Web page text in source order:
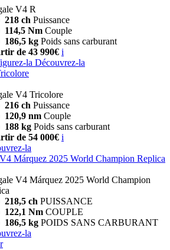
V4 R
218 ch Puissance
114,5 Nm Couple
186,5 kg Poids sans carburant
de 43 990€ i
la Découvrez-la
V4 Tricolore
216 ch Puissance
120,9 nm Couple
188 kg Poids sans carburant
de 54 000€ i
la
V4 Márquez 2025 World Champion Replica
V4 Márquez 2025 World Champion
218,5 ch PUISSANCE
122,1 Nm COUPLE
186,5 kg POIDS SANS CARBURANT
la